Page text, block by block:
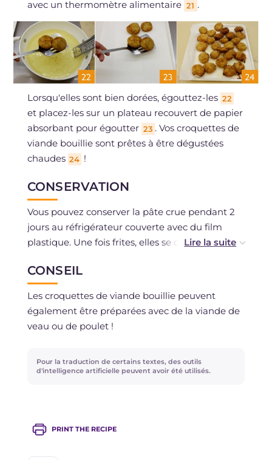
avec un thermomètre alimentaire 21 .
Lorsqu'elles sont bien dorées, égouttez-les 22
et placez-les sur un plateau recouvert de papier
absorbant pour égoutter 23 . Vos croquettes de
viande bouillie sont prêtes à être dégustées
chaudes 24 !
CONSERVATION
Vous pouvez conserver la pâte crue pendant 2
jours au réfrigérateur couverte avec du film
plastique. Une fois frites, elles se conservent au
réchauffées à l'occasion.
Il est déconseillé de congeler les croquettes
pour éviter de perdre la consistance moelleuse
et fondante.
CONSEIL
Les croquettes de viande bouillie peuvent
également être préparées avec de la viande de
veau ou de poulet !
Pour la traduction de certains textes, des outils
d'intelligence artificielle peuvent avoir été utilisés.
PRINT THE RECIPE